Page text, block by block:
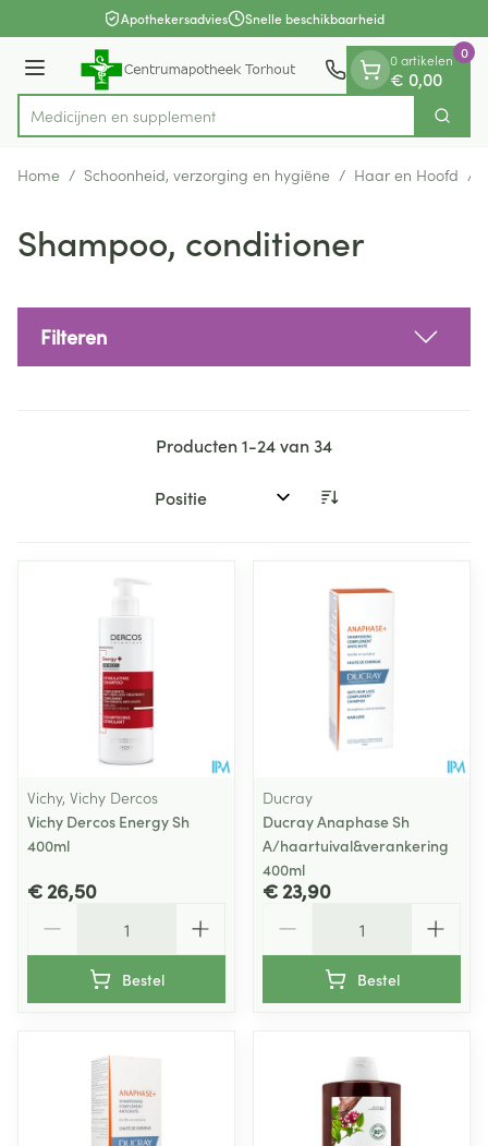
Ga naar de inhoudApothekersadvies Snelle beschikbaarheid
Menu
Product, merk, categorie...
Medicij Zoek
0 artikelen
€ 0,00
0
Home / Schoonheid, verzorging en hygiëne / Haar en Hoofd /
Shampoo, conditioner
Filteren
Producten1-24van34
Sorteer op:
Vichy, Vichy Dercos
Vichy Dercos Energy Sh
400ml
€ 26,50
Bestel
Ducray
Ducray Anaphase Sh
A/haartuival&verankering
400ml
€ 23,90
Bestel